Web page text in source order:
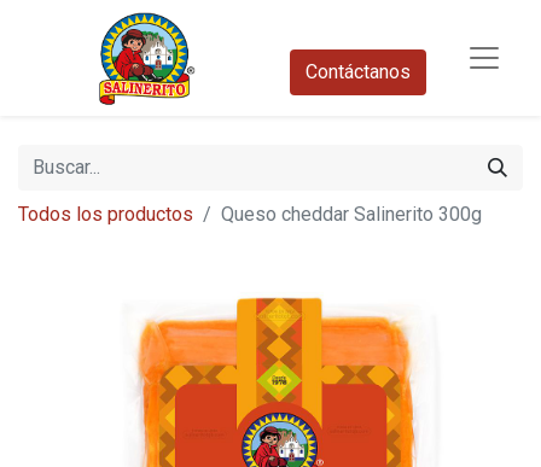
Contáctanos​
Todos los productos Queso cheddar Salinerito 300g